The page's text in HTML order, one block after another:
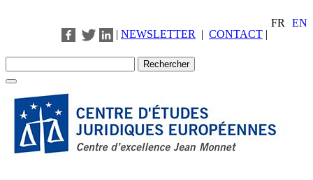
FR
EN
| NEWSLETTER | CONTACT |